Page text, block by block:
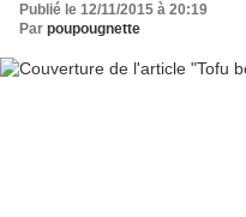
Publié le 12/11/2015 à 20:19
Par poupougnette